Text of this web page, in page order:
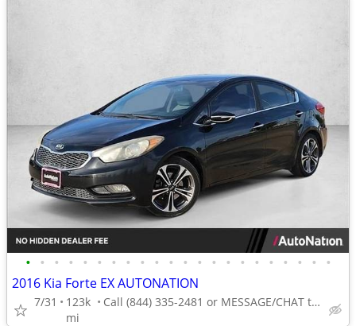
• • • • • • • • • • • • • • • • • • • • • •
2016 Kia Forte EX AUTONATION
7/31
123k
mi
Call (844) 335-2481 or MESSAGE/CHAT to confirm availability